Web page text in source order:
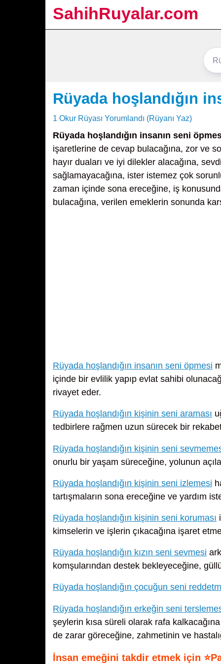
SahihRuyalar.com
Rüyada hoşlandığın
1 Okur Rüyası Yorumlandı (Rüyanı Yaz)
Rüyada hoşlandığın insanın seni
işaretlerine de cevap bulacağına, zor ve
hayır duaları ve iyi dilekler alacağına,
sağlamayacağına, ister istemez çok
zaman içinde sona ereceğine, iş
bulacağına, verilen emeklerin sonunda
Rüyada hoşlandığın insanın seni öpmesi
içinde bir evlilik yapıp evlat sahibi
rivayet eder.
Rüyada hoşlandığın kişinin seni araması
tedbirlere rağmen uzun sürecek bir
Rüyada hoşlandığın kişinin seni
onurlu bir yaşam süreceğine, yolunun
Rüyada hoşlandığın kişinin seni izlemesi
tartışmaların sona ereceğine ve yardım
Rüyada hoşlandığın kişinin seni koruması
kimselerin ve işlerin çıkacağına işaret
Rüyada hoşlandığın kızın seni sevmesi
komşularından destek bekleyeceğine,
Rüyada hoşlandığın çocuğun seni
Rüyada hoşlandığın erkeğin seni
şeylerin kısa süreli olarak rafa
de zarar göreceğine, zahmetinin ve
İnsan emeğini takdir etmek için